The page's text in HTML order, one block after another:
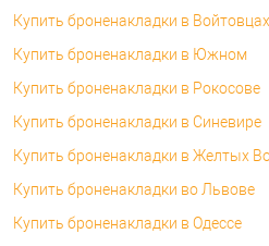
Купить броненакладки в Войтовцах
Купить броненакладки в Южном
Купить броненакладки в Рокосове
Купить броненакладки в Синевире
Купить броненакладки в Желтых
Купить броненакладки во Львове
Купить броненакладки в Одессе